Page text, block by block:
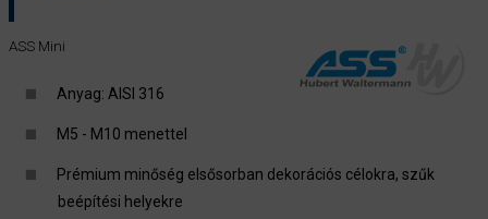
ASS Mini
Anyag: AISI 316
M5 - M10 menettel
Prémium minőség elsősorban dekorációs célokra, szűk
beépítési helyekre